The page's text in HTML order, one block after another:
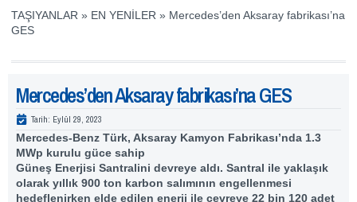
TAŞIYANLAR » EN YENİLER » Mercedes’den Aksaray fabrikası’na
GES
Mercedes’den Aksaray fabrikası’na GES
Tarih: Eylül 29, 2023
Mercedes-Benz Türk, Aksaray Kamyon Fabrikası’nda 1.3
MWp kurulu güce sahip
Güneş Enerjisi Santralini devreye aldı. Santral ile yaklaşık
olarak yıllık 900 ton karbon salımının engellenmesi
hedeflenirken elde edilen enerji ile çevreye 22 bin 120 adet